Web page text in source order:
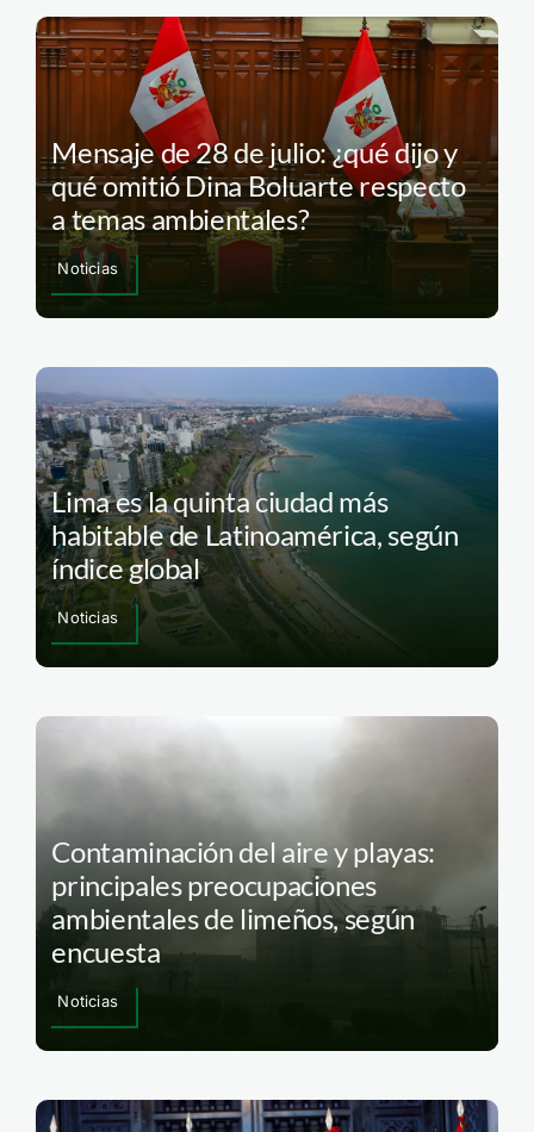
Mensaje de 28 de julio: ¿qué dijo y
qué omitió Dina Boluarte respecto
a temas ambientales?
Noticias
Lima es la quinta ciudad más
habitable de Latinoamérica, según
índice global
Noticias
Contaminación del aire y playas:
principales preocupaciones
ambientales de limeños, según
encuesta
Noticias